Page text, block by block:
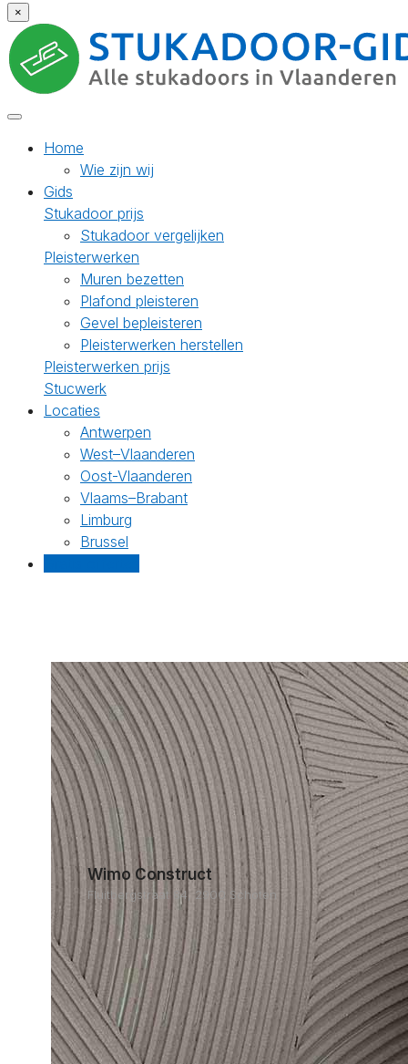
×
Home
Wie zijn wij
Gids
Stukadoor prijs
Stukadoor vergelijken
Pleisterwerken
Muren bezetten
Plafond pleisteren
Gevel bepleisteren
Pleisterwerken herstellen
Pleisterwerken prijs
Stucwerk
Locaties
Antwerpen
West–Vlaanderen
Oost-Vlaanderen
Vlaams–Brabant
Limburg
Brussel
Wimo Construct
Fluitbergstraat 84, 2900 Schoten